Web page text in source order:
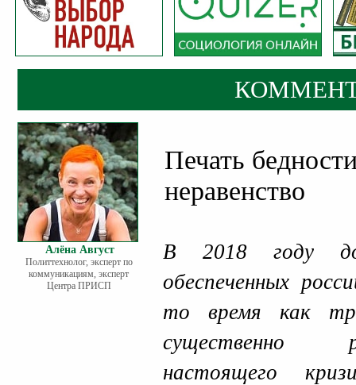
Алёна Август
Политтехнолог, эксперт по
коммуникациям, эксперт
Центра ПРИСП
Печать
неравенство
В 2018 году
обеспеченных
то время как
существенно
настоящего